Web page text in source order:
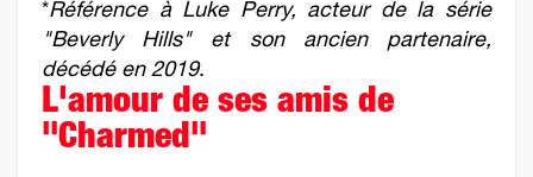
*Référence à Luke Perry, acteur de la série
"Beverly Hills" et son ancien partenaire,
décédé en 2019.
L'amour de ses amis de
"Charmed"